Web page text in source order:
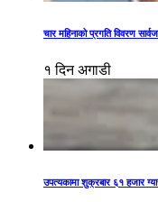
चार महिनाको प्रगति विवरण
१ दिन अगाडी
उपत्यकामा शुक्रबार ६१ हजार